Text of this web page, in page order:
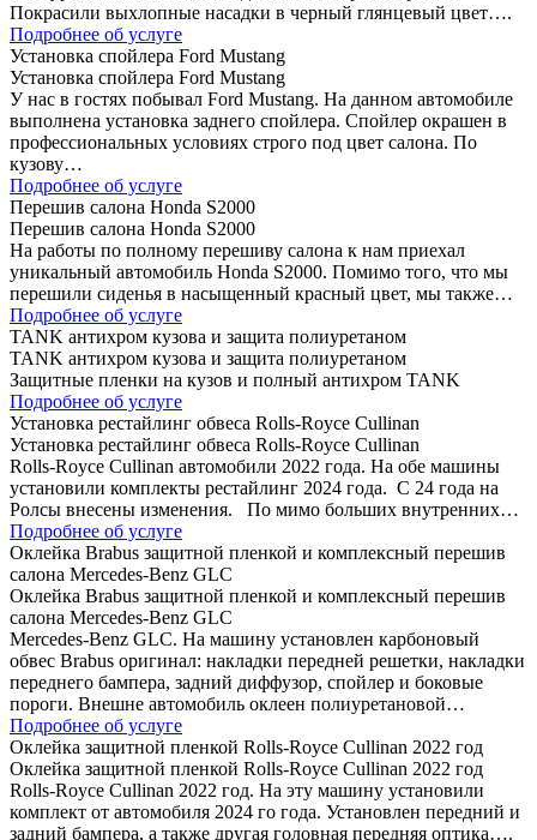
Покрасили выхлопные насадки в черный глянцевый цвет….
Подробнее об услуге
Установка спойлера Ford Mustang
Установка спойлера Ford Mustang
У нас в гостях побывал Ford Mustang. На данном автомобиле
выполнена установка заднего спойлера. Спойлер окрашен в
профессиональных условиях строго под цвет салона. По
кузову…
Подробнее об услуге
Перешив салона Honda S2000
Перешив салона Honda S2000
На работы по полному перешиву салона к нам приехал
уникальный автомобиль Honda S2000. Помимо того, что мы
перешили сиденья в насыщенный красный цвет, мы также…
Подробнее об услуге
TANK антихром кузова и защита полиуретаном
TANK антихром кузова и защита полиуретаном
Защитные пленки на кузов и полный антихром TANK
Подробнее об услуге
Установка рестайлинг обвеса Rolls-Royce Cullinan
Установка рестайлинг обвеса Rolls-Royce Cullinan
Rolls-Royce Cullinan автомобили 2022 года. На обе машины
установили комплекты рестайлинг 2024 года. C 24 года на
Ролсы внесены изменения. По мимо больших внутренних…
Подробнее об услуге
Оклейка Brabus защитной пленкой и комплексный перешив
салона Mercedes-Benz GLC
Оклейка Brabus защитной пленкой и комплексный перешив
салона Mercedes-Benz GLC
Mercedes-Benz GLC. На машину установлен карбоновый
обвес Brabus оригинал: накладки передней решетки, накладки
переднего бампера, задний диффузор, спойлер и боковые
пороги. Внешне автомобиль оклеен полиуретановой…
Подробнее об услуге
Оклейка защитной пленкой Rolls-Royce Cullinan 2022 год
Оклейка защитной пленкой Rolls-Royce Cullinan 2022 год
Rolls-Royce Cullinan 2022 год. На эту машину установили
комплект от автомобиля 2024 го года. Установлен передний и
задний бампера, а также другая головная передняя оптика….